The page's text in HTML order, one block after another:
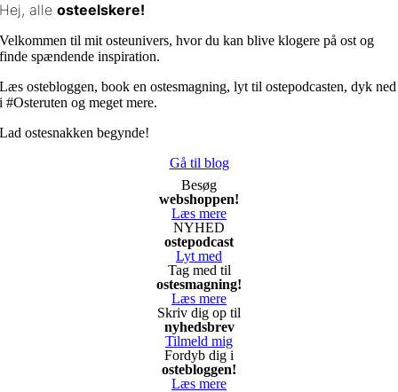
Hej, alleosteelskere!
Velkommen til mit osteunivers, hvor du kan blive klogere på ost og
finde spændende inspiration.
Læs ostebloggen, book en ostesmagning, lyt til ostepodcasten, dyk ned
i #Osteruten og meget mere.
Lad ostesnakken begynde!
Gå til blog
Besøg
webshoppen!
Læs mere
NYHED
ostepodcast
Lyt med
Tag med til
ostesmagning!
Læs mere
Skriv dig op til
nyhedsbrev
Tilmeld mig
Fordyb dig i
ostebloggen!
Læs mere